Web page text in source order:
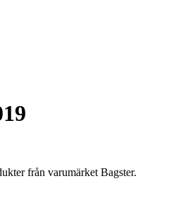
från varumärket Bagster.